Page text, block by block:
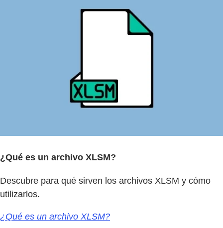
¿Qué es un archivo XLSM?
Descubre para qué sirven los archivos XLSM y cómo
utilizarlos.
¿Qué es un archivo XLSM?